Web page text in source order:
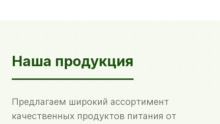
Наша продукция
Предлагаем широкий ассортимент
качественных продуктов питания от